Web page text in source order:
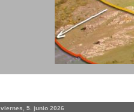
viernes, 5. junio 2026